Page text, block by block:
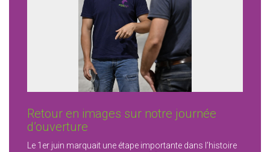
Retour en images sur notre journée
d’ouverture
Le 1er juin marquait une étape importante dans l’histoire